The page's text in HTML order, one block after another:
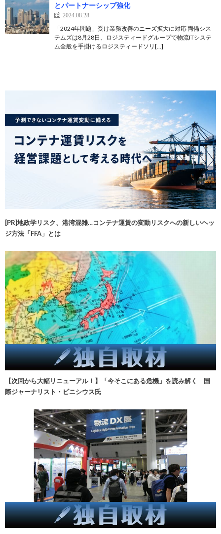
とパートナーシップ強化
2024.08.28
「2024年問題」受け業務改善のニーズ拡大に対応 両備シス
テムズは8月28日、ロジスティードグループで物流ITシステ
ム全般を手掛けるロジスティードソリ[…]
[PR]地政学リスク、港湾混雑…コンテナ運賃の変動リスクへの新しいヘッ
ジ方法「FFA」とは
【次回から大幅リニューアル！】「今そこにある危機」を読み解く 国
際ジャーナリスト・ビニシウス氏